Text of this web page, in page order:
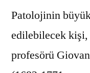
Patolojinin
edilebilecek
profesörü